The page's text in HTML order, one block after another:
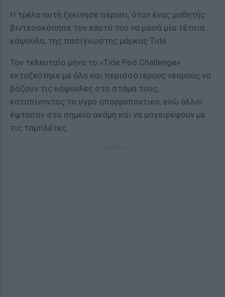
Η τρέλα αυτή ξεκίνησε πέρυσι, όταν ένας μαθητής
βιντεοσκόπησε τον εαυτό του να μασά μία τέτοια
κάψουλα, της πασίγνωστης μάρκας Tide.
Τον τελευταίο μήνα το «Tide Pod Challenge»
εκτοξεύτηκε με όλο και περισσότερους νεαρούς να
βάζουν τις κάψουλες στο στόμα τους,
καταπίνοντας το υγρό απορρυπαντικό, ενώ άλλοι
έφτασαν στο σημείο ακόμη και να μαγειρέψουν με
τις ταμπλέτες.